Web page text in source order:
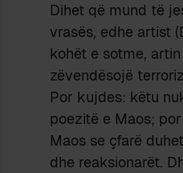
Dihet që mund të
vrasës, edhe artist
kohët e sotme,
zëvendësojë
Por kujdes: këtu
poezitë e Maos;
Maos se çfarë
dhe reaksionarët.